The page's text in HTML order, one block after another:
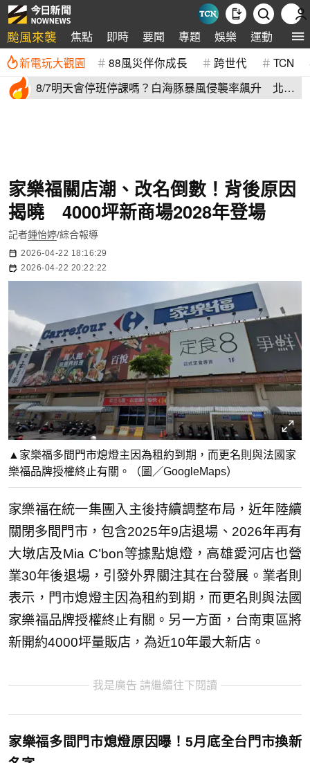
颱風來襲 焦點 即時 要聞 專題 娛樂 運動 全球
新電玩大觀園 88風災伴你成長 跨世代 TCN
8/7明天會停班停課嗎？白海豚暴風侵襲率飆升 北北
家樂福關店潮、改名倒數！背後原因
揭曉 4000坪新商場2028年登場
記者鍾怡婷/綜合報導
2026-04-22 18:16:29
2026-04-22 20:22:22
▲家樂福多間門市熄燈主因為租約到期，而更名則與法國家
樂福品牌授權終止有關。（圖／GoogleMaps）
家樂福在統一集團入主後持續調整布局，近年陸續
關閉多間門市，包含2025年9店退場、2026年再有
大墩店及Mia C’bon等據點熄燈，高雄愛河店也營
業30年後退場，引發外界關注其在台發展。業者則
表示，門市熄燈主因為租約到期，而更名則與法國
家樂福品牌授權終止有關。另一方面，台南東區將
新開約4000坪量販店，為近10年最大新店。
我是廣告 請繼續往下閱讀
家樂福多間門市熄燈原因曝！5月底全台門市換新